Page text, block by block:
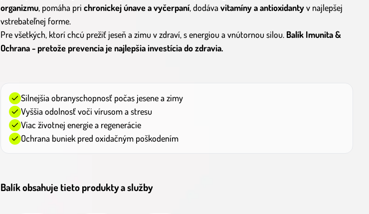
organizmu, pomáha prichronickej únave a vyčerpaní, dodávavitamíny a antioxidantyv najlepšej
vstrebateľnej forme.
Pre všetkých, ktorí chcú prežiť jeseň a zimu v zdraví, s energiou a vnútornou silou. Balík Imunita &
Ochrana - pretože prevencia je najlepšia investícia do zdravia.
Silnejšia obranyschopnosť počas jesene a zimy
Vyššia odolnosť voči vírusom a stresu
Viac životnej energie a regenerácie
Ochrana buniek pred oxidačným poškodením
Balík obsahuje tieto produkty a služby